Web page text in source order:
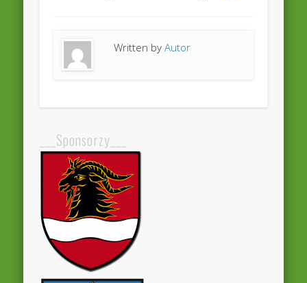
Written byAutor
___Sponsorzy___